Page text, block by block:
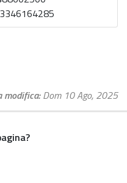
modifica Dom 10 Ago, 2025